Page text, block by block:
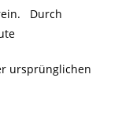
Durch
ursprünglichen